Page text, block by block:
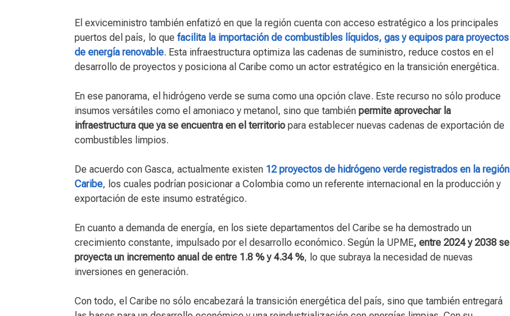
El exviceministro también enfatizó en que la región cuenta con acceso estratégico a los principales
puertos del país, lo que facilita la importación de combustibles líquidos, gas y equipos para proyectos
de energía renovable. Esta infraestructura optimiza las cadenas de suministro, reduce costos en el
desarrollo de proyectos y posiciona al Caribe como un actor estratégico en la transición energética.
En ese panorama, el hidrógeno verde se suma como una opción clave. Este recurso no sólo produce
insumos versátiles como el amoniaco y metanol, sino que también permite aprovechar la
infraestructura que ya se encuentra en el territorio para establecer nuevas cadenas de exportación de
combustibles limpios.
De acuerdo con Gasca, actualmente existen 12 proyectos de hidrógeno verde registrados en la región
Caribe, los cuales podrían posicionar a Colombia como un referente internacional en la producción y
exportación de este insumo estratégico.
En cuanto a demanda de energía, en los siete departamentos del Caribe se ha demostrado un
crecimiento constante, impulsado por el desarrollo económico. Según la UPME, entre 2024 y 2038 se
proyecta un incremento anual de entre 1.8 % y 4.34 %, lo que subraya la necesidad de nuevas
inversiones en generación.
Con todo, el Caribe no sólo encabezará la transición energética del país, sino que también entregará